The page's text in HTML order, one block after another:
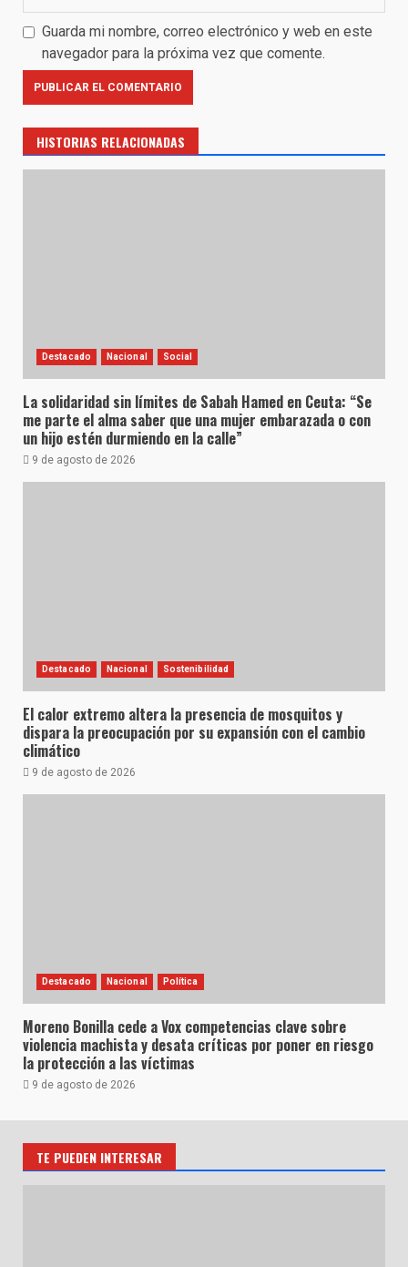
Guarda mi nombre, correo electrónico y web en este
navegador para la próxima vez que comente.
HISTORIAS RELACIONADAS
Destacado Nacional Social
La solidaridad sin límites de Sabah Hamed en Ceuta: “Se
me parte el alma saber que una mujer embarazada o con
un hijo estén durmiendo en la calle”
9 de agosto de 2026
Destacado Nacional Sostenibilidad
El calor extremo altera la presencia de mosquitos y
dispara la preocupación por su expansión con el cambio
climático
9 de agosto de 2026
Destacado Nacional Política
Moreno Bonilla cede a Vox competencias clave sobre
violencia machista y desata críticas por poner en riesgo
la protección a las víctimas
9 de agosto de 2026
TE PUEDEN INTERESAR